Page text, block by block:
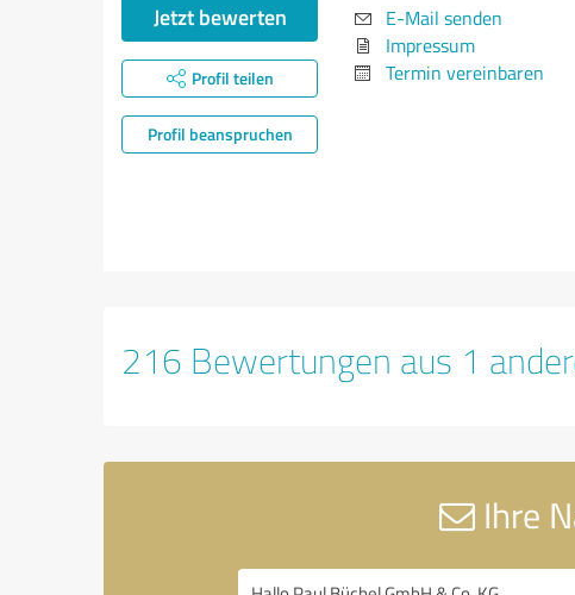
Jetzt bewerten
Profil teilen
Profil beanspruchen
E-Mail senden
Impressum
Termin vereinbaren
216 Bewertungen aus 1
Ihre